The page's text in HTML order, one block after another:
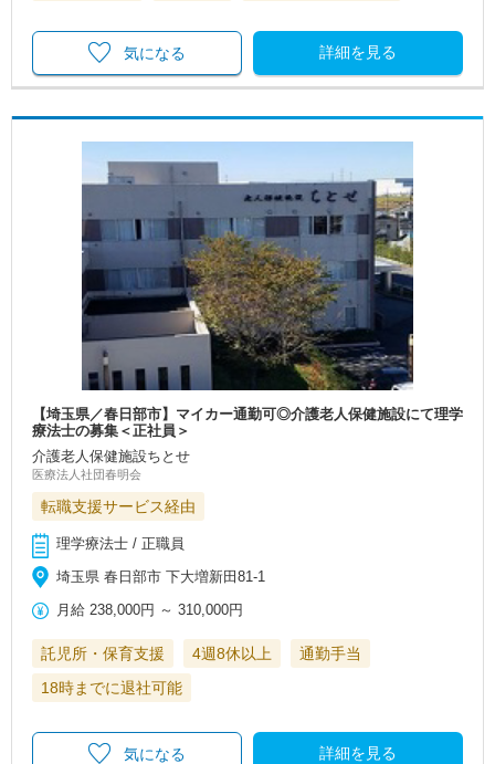
詳細を見る
気になる
【埼玉県／春日部市】マイカー通勤可◎介護老人保健施設にて理学
療法士の募集＜正社員＞
介護老人保健施設ちとせ
医療法人社団春明会
転職支援サービス経由
理学療法士 / 正職員
埼玉県 春日部市 下大増新田81-1
月給 238,000円 ～310,000円
託児所・保育支援 4週8休以上
通勤手当
18時までに退社可能
詳細を見る
気になる